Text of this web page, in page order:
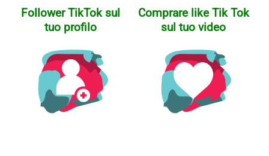
Follower TikTok sul
tuo profilo
Comprare like Tik Tok
sul tuo video